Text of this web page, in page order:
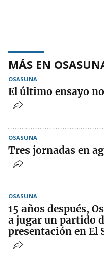
MÁS EN
OSASUNA
El último ensayo
OSASUNA
Tres jornadas en
OSASUNA
15 años después,
a jugar un partido
presentación en El